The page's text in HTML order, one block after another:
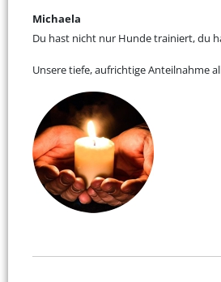
Michaela
Du hast nicht nur Hunde trainiert, du
Unsere tiefe, aufrichtige Anteilnahme